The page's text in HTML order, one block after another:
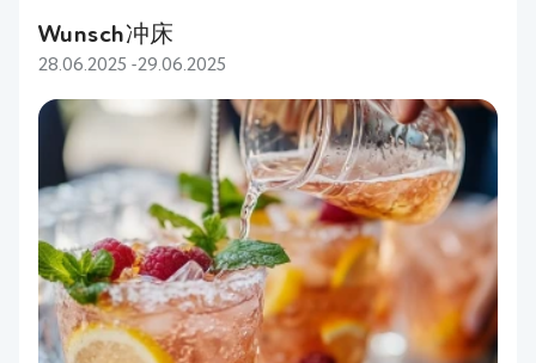
Wunsch冲床
28.06.2025 -29.06.2025